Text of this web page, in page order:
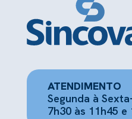
ATENDIMENTO
Segunda à
7h30 às 11h45 e